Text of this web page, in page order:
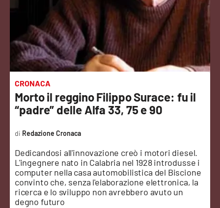
Sport
Cultura
Podcast
Meteo
Editoriali
VIDEO
Ambiente
CRONACA
Morto il reggino Filippo Surace: fu il
“padre” delle Alfa 33, 75 e 90
Dedicandosi all'innovazione creò i motori diesel.
L'ingegnere nato in Calabria nel 1928 introdusse i
computer nella casa automobilistica del Biscione
convinto che, senza l'elaborazione elettronica, la
ricerca e lo sviluppo non avrebbero avuto un
degno futuro
Redazione Cronaca